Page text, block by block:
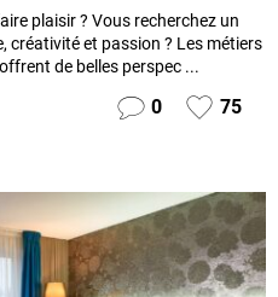
plaisir ? Vous recherchez un
créativité et passion ? Les métiers
de belles perspec ...
0 75